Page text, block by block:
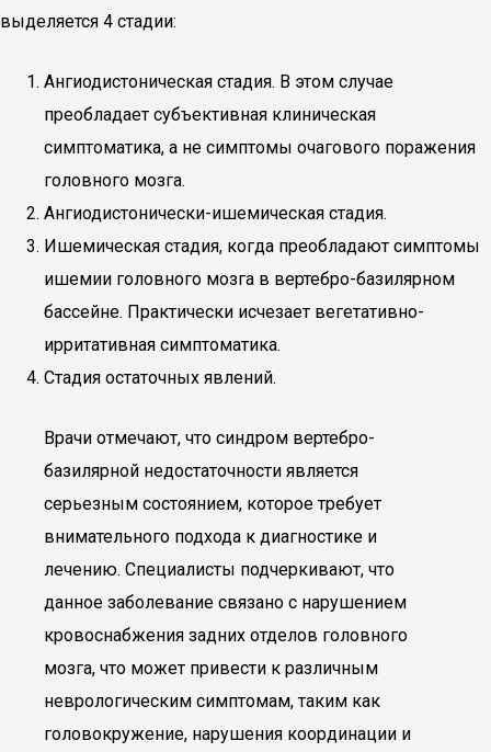
выделяется 4 стадии:
Ангиодистоническая стадия. В этом случае
преобладает субъективная клиническая
симптоматика, а не симптомы очагового поражения
головного мозга.
Ангиодистонически-ишемическая стадия.
Ишемическая стадия, когда преобладают симптомы
ишемии головного мозга в вертебро-базилярном
бассейне. Практически исчезает вегетативно-
ирритативная симптоматика.
Стадия остаточных явлений.
Врачи отмечают, что синдром вертебро-
базилярной недостаточности является
серьезным состоянием, которое требует
внимательного подхода к диагностике и
лечению. Специалисты подчеркивают, что
данное заболевание связано с нарушением
кровоснабжения задних отделов головного
мозга, что может привести к различным
неврологическим симптомам, таким как
головокружение, нарушения координации и